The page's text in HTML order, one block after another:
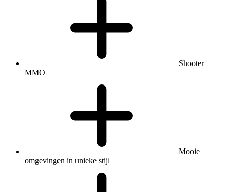
Shooter
MMO
Mooie
omgevingen in unieke stijl